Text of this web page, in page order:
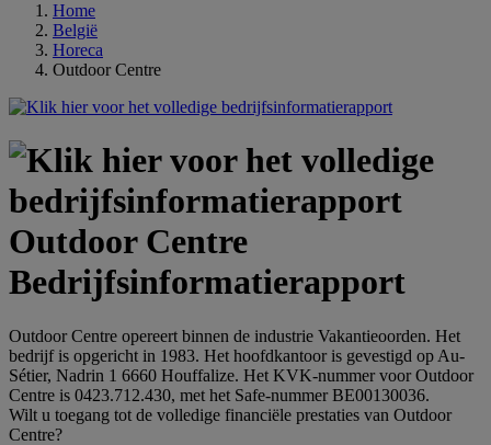
Home
België
Horeca
Outdoor Centre
Outdoor Centre
Bedrijfsinformatierapport
Outdoor Centre opereert binnen de industrie Vakantieoorden. Het
bedrijf is opgericht in 1983. Het hoofdkantoor is gevestigd op Au-
Sétier, Nadrin 1 6660 Houffalize. Het KVK-nummer voor Outdoor
Centre is 0423.712.430, met het Safe-nummer BE00130036.
Wilt u toegang tot de volledige financiële prestaties van Outdoor
Centre?